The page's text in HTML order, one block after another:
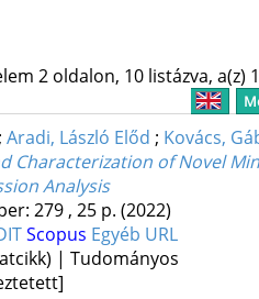
2 oldalon, 10 listázva, a(z)
Aradi, László Előd ; Kovács,
Characterization of Novel
Analysis
279 , 25 p. (2022)
Scopus Egyéb URL
| Tudományos